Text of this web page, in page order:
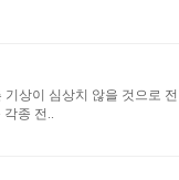
상이 심상치 않을 것으로 전
각종 전..